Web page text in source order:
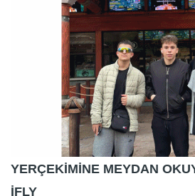
YERÇEKİMİNE MEYDAN
İFLY